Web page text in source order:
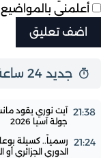
أعلمني بالمواضيع
جديد 24 ساعة
21:38 آيت نوري يقود
جولة آسيا 2026
21:24 رسمياً.. كسيلة
الدوري الجزائري